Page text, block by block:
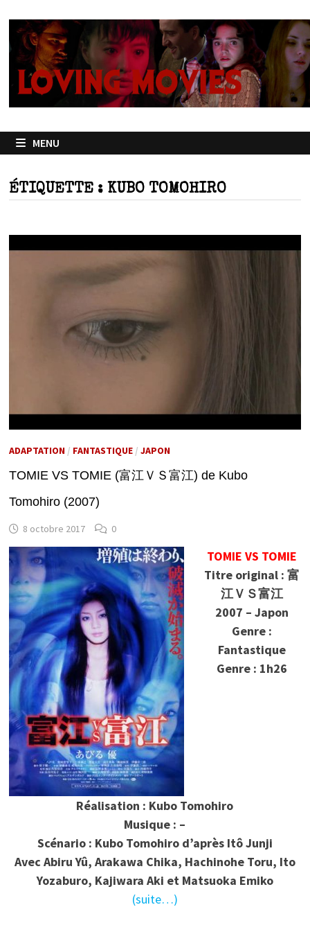
contenu
MENU
ÉTIQUETTE : KUBO TOMOHIRO
ADAPTATION/ FANTASTIQUE/ JAPON
TOMIE VS TOMIE (富江ＶＳ富江) de Kubo
Tomohiro (2007)
8 octobre 2017 0
TOMIE VS TOMIE
Titre original : 富
江ＶＳ富江
2007 – Japon
Genre :
Fantastique
Genre : 1h26
Réalisation : Kubo Tomohiro
Musique : –
Scénario : Kubo Tomohiro d’après Itô Junji
Avec Abiru Yû, Arakawa Chika, Hachinohe Toru, Ito
Yozaburo, Kajiwara Aki et Matsuoka Emiko
(suite…)